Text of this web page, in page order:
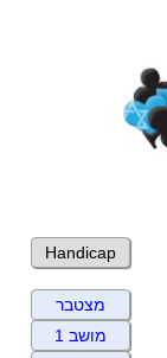
Handicap
מצטבר
מושב 1